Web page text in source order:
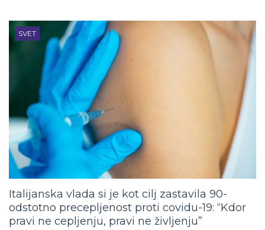
SVET
Italijanska vlada si je kot cilj zastavila 90-
odstotno precepljenost proti covidu-19: “Kdor
pravi ne cepljenju, pravi ne življenju”